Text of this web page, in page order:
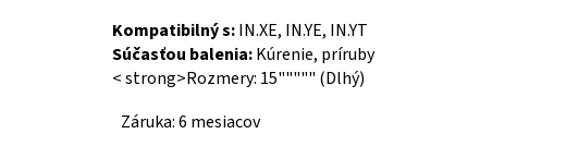
Kompatibilný s:IN.XE, IN.YE, IN.YT
Súčasťou balenia:Kúrenie, príruby
< strong>Rozmery: 15""""" (Dlhý)
Záruka: 6 mesiacov